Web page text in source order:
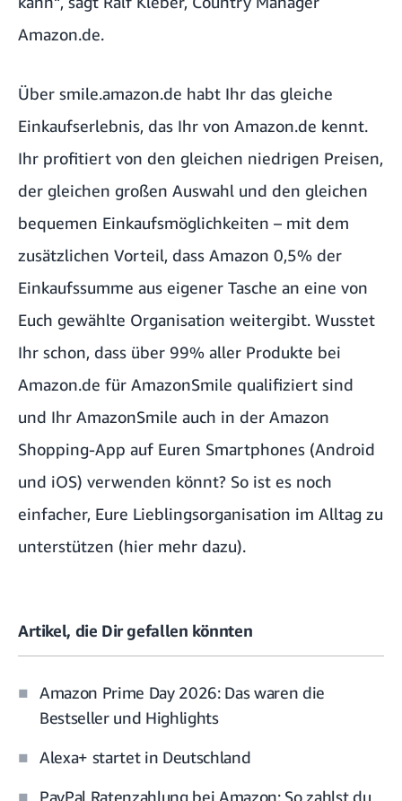
Amazon.de.
Über smile.amazon.de habt Ihr das gleiche
Einkaufserlebnis, das Ihr von Amazon.de kennt.
Ihr profitiert von den gleichen niedrigen Preisen,
der gleichen großen Auswahl und den gleichen
bequemen Einkaufsmöglichkeiten – mit dem
zusätzlichen Vorteil, dass Amazon 0,5% der
Einkaufssumme aus eigener Tasche an eine von
Euch gewählte Organisation weitergibt. Wusstet
Ihr schon, dass über 99% aller Produkte bei
Amazon.de für AmazonSmile qualifiziert sind
und Ihr AmazonSmile auch in der Amazon
Shopping-App auf Euren Smartphones (Android
und iOS) verwenden könnt? So ist es noch
einfacher, Eure Lieblingsorganisation im Alltag zu
unterstützen (hier mehr dazu).
Artikel, die Dir gefallen könnten
Amazon Prime Day 2026: Das waren die
Bestseller und Highlights
Alexa+ startet in Deutschland
PayPal Ratenzahlung bei Amazon: So zahlst du